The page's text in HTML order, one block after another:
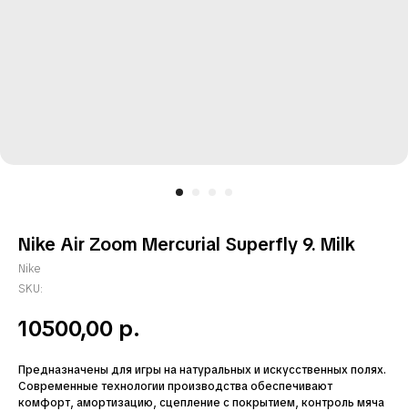
Nike Air Zoom Mercurial Superfly 9. Milk
Nike
SKU:
10500,00 р.
Предназначены для игры на натуральных и искусственных полях.
Современные технологии производства обеспечивают
комфорт, амортизацию, сцепление с покрытием, контроль мяча